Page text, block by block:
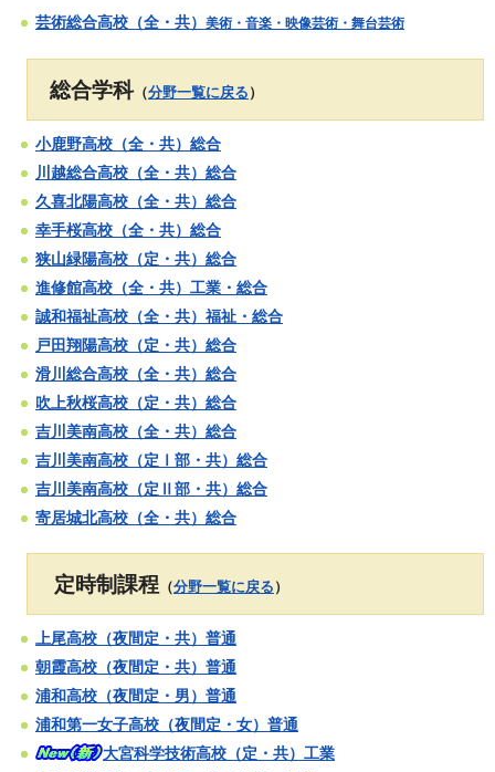
芸術総合高校（全・共） 美術・音楽・映像芸術・舞台芸術
総合学科（分野一覧に戻る ）
小鹿野高校（全・共）総合
川越総合高校（全・共）総合
久喜北陽高校（全・共）総合
幸手桜高校（全・共）総合
狭山緑陽高校（定・共）総合
進修館高校（全・共）工業・総合
誠和福祉高校（全・共）福祉・総合
戸田翔陽高校（定・共）総合
滑川総合高校（全・共）総合
吹上秋桜高校（定・共）総合
吉川美南高校（全・共）総合
吉川美南高校（定Ⅰ部・共）総合
吉川美南高校（定Ⅱ部・共）総合
寄居城北高校（全・共）総合
定時制課程 （分野一覧に戻る ）
上尾高校（夜間定・共）普通
朝霞高校（夜間定・共）普通
浦和高校（夜間定・男）普通
浦和第一女子高校（夜間定・女）普通
大宮科学技術高校（定・共）工業